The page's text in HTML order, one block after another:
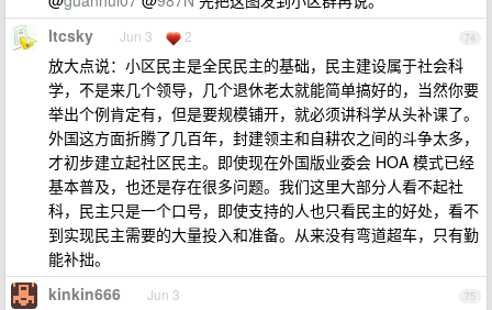
74
ltcsky Jun 3 2
放大点说：小区民主是全民民主的基础，民主建设属于社会科
学，不是来几个领导，几个退休老太就能简单搞好的，当然你要
举出个例肯定有，但是要规模铺开，就必须讲科学从头补课了。
外国这方面折腾了几百年，封建领主和自耕农之间的斗争太多，
才初步建立起社区民主。即使现在外国版业委会 HOA 模式已经
基本普及，也还是存在很多问题。我们这里大部分人看不起社
科，民主只是一个口号，即使支持的人也只看民主的好处，看不
到实现民主需要的大量投入和准备。从来没有弯道超车，只有勤
能补拙。
75
kinkin666 Jun 3